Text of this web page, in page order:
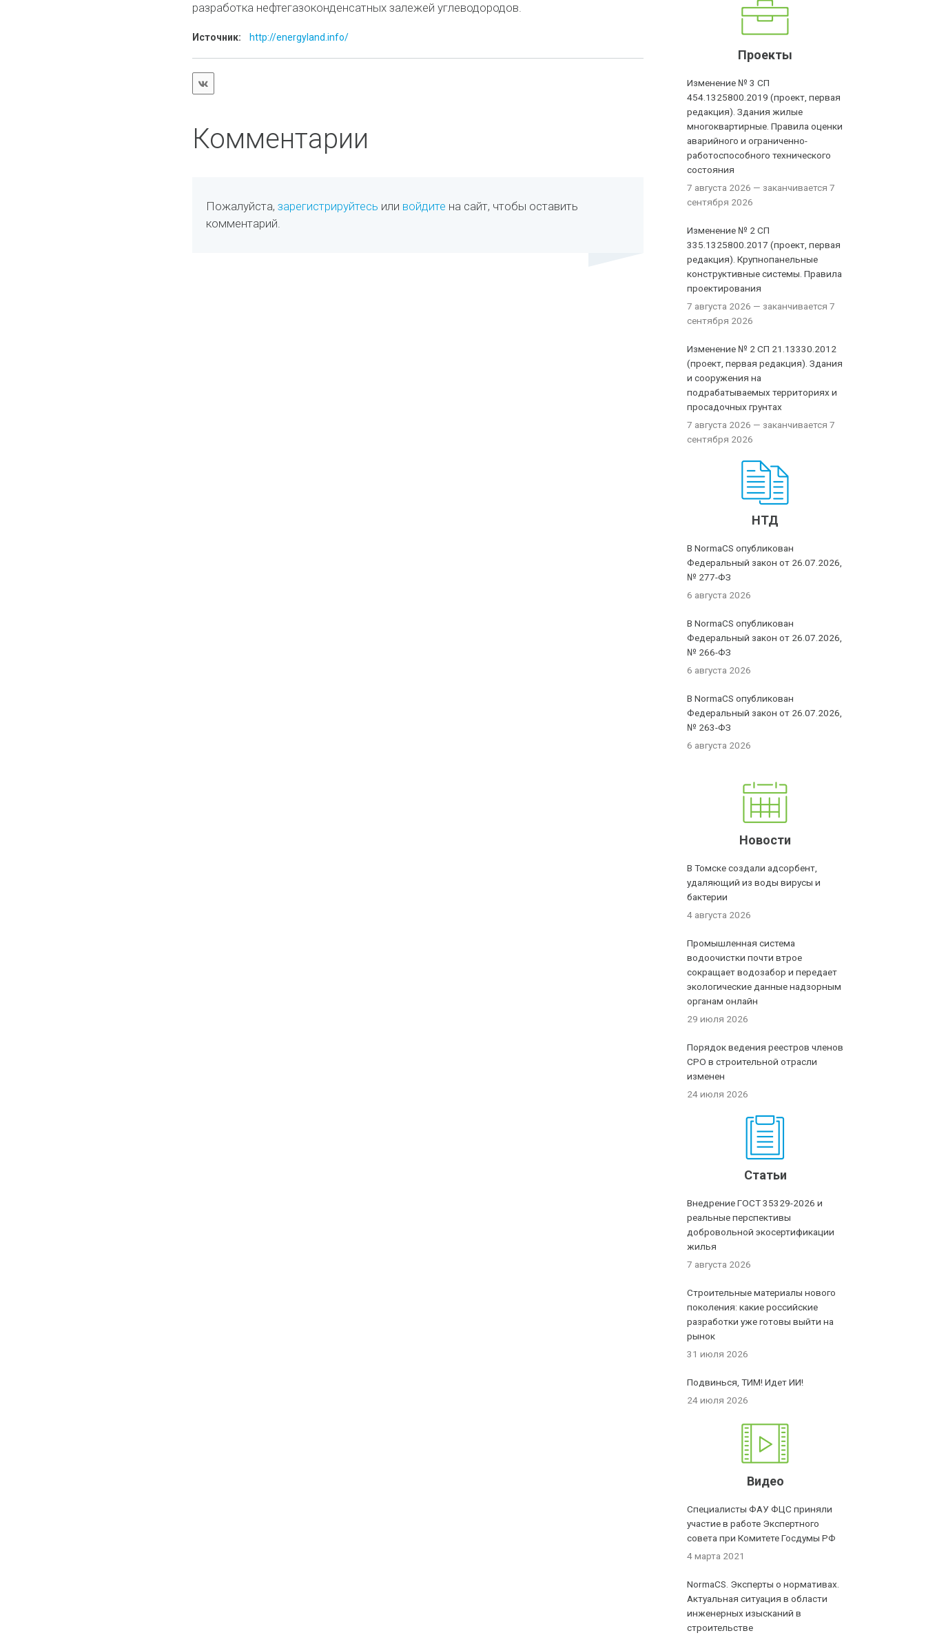
разработка нефтегазоконденсатных залежей углеводородов.
Источник: http://energyland.info/
Комментарии
Пожалуйста, зарегистрируйтесь или войдите на сайт, чтобы оставить
комментарий.
Проекты
Изменение № 3 СП
454.1325800.2019 (проект, первая
редакция). Здания жилые
многоквартирные. Правила оценки
аварийного и ограниченно-
работоспособного технического
состояния
7 августа 2026 — заканчивается 7
сентября 2026
Изменение № 2 СП
335.1325800.2017 (проект, первая
редакция). Крупнопанельные
конструктивные системы. Правила
проектирования
7 августа 2026 — заканчивается 7
сентября 2026
Изменение № 2 СП 21.13330.2012
(проект, первая редакция). Здания
и сооружения на
подрабатываемых территориях и
просадочных грунтах
7 августа 2026 — заканчивается 7
сентября 2026
НТД
В NormaCS опубликован
Федеральный закон от 26.07.2026,
№ 277-ФЗ
6 августа 2026
В NormaCS опубликован
Федеральный закон от 26.07.2026,
№ 266-ФЗ
6 августа 2026
В NormaCS опубликован
Федеральный закон от 26.07.2026,
№ 263-ФЗ
6 августа 2026
Новости
В Томске создали адсорбент,
удаляющий из воды вирусы и
бактерии
4 августа 2026
Промышленная система
водоочистки почти втрое
сокращает водозабор и передает
экологические данные надзорным
органам онлайн
29 июля 2026
Порядок ведения реестров членов
СРО в строительной отрасли
изменен
24 июля 2026
Статьи
Внедрение ГОСТ 35329-2026 и
реальные перспективы
добровольной экосертификации
жилья
7 августа 2026
Строительные материалы нового
поколения: какие российские
разработки уже готовы выйти на
рынок
31 июля 2026
Подвинься, ТИМ! Идет ИИ!
24 июля 2026
Видео
Специалисты ФАУ ФЦС приняли
участие в работе Экспертного
совета при Комитете Госдумы РФ
4 марта 2021
NormaCS. Эксперты о нормативах.
Актуальная ситуация в области
инженерных изысканий в
строительстве